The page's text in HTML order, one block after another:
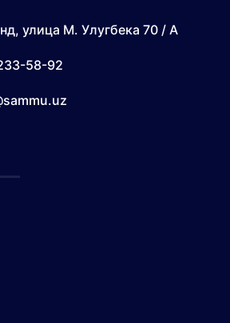
улица М. Улугбека 70 / А
58-92